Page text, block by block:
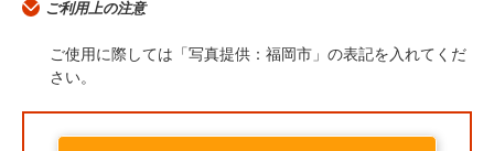
ご利用上の注意
ご使用に際しては「写真提供：福岡市」の表記を入れてくだ
さい。